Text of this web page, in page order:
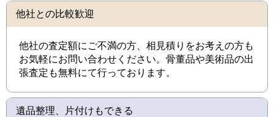
他社との比較歓迎
他社の査定額にご不満の方、相見積りをお考えの方も
お気軽にお問い合わせください。骨董品や美術品の出
張査定も無料にて行っております。
遺品整理、片付けもできる